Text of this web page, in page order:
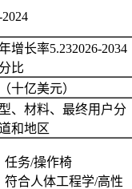
2024
增长率5.232026-2034
比
十亿美元）
、材料、最终用户分
和地区
任务/操作椅
符合人体工程学/高性